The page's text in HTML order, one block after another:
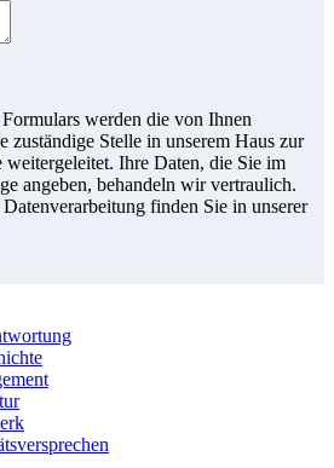
werden die von Ihnen
zuständige Stelle in unserem Haus zur
Ihre Daten, die Sie im
angeben, behandeln wir vertraulich.
finden Sie in unserer